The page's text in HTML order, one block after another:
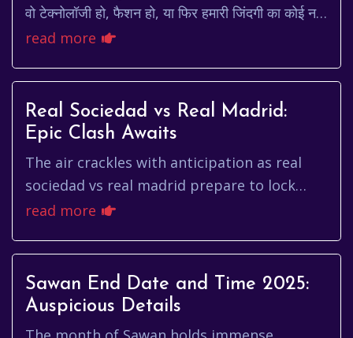
वो टेक्नोलॉजी हो, फैशन हो, या फिर हमारी जिंदगी का कोई नया
पहलू, हम हमेशा कुछ नया और बेहतर चाहते...
read more
Real Sociedad vs Real Madrid:
Epic Clash Awaits
The air crackles with anticipation as real
sociedad vs real madrid prepare to lock
horns once again. This isn't just another
read more
Sawan End Date and Time 2025:
Auspicious Details